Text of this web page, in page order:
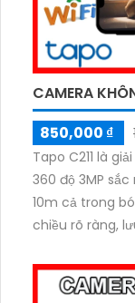
CAMERA
850,000 ₫
Tapo C211 là
360 độ 3MP
10m cả trong
chiều rõ ràng,
Mỗi khi có sự
báo đến điện